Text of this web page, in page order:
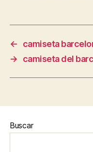
←
camiseta
→
camiseta del
Buscar